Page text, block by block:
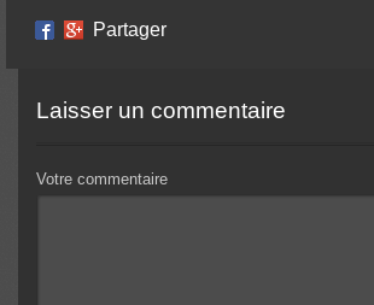
Partager
Laisser un commentaire
Votre commentaire